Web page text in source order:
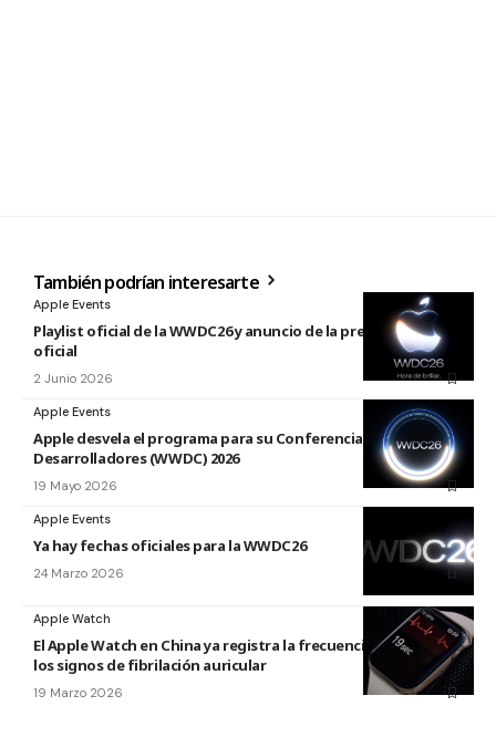
También podrían interesarte
Apple Events
Playlist oficial de la WWDC26 y anuncio de la presentación
oficial
2 Junio 2026
Apple Events
Apple desvela el programa para su Conferencia Mundial de
Desarrolladores (WWDC) 2026
19 Mayo 2026
Apple Events
Ya hay fechas oficiales para la WWDC26
24 Marzo 2026
Apple Watch
El Apple Watch en China ya registra la frecuencia cardíaca y
los signos de fibrilación auricular
19 Marzo 2026